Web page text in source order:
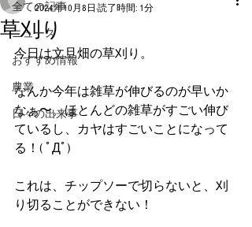
全ての記事
ニュース
おすすめ情報
農業
日々の出来事
草刈り
2024年10月8日 読了時間: 1分
今日は文旦畑の草刈り。
なんか今年は雑草が伸びるのが早いか
なぁ〜。ほとんどの雑草がすごい伸び
ているし、カヤはすごいことになって
る！( ﾟДﾟ)
これは、チップソーで切らないと、刈
り切ることができない！